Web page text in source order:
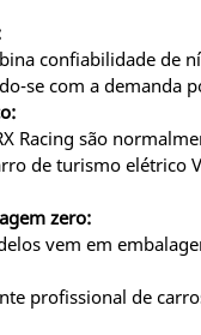
confiabilidade de
se com a demanda
Racing são
de turismo elétrico
zero:
vem em
profissional de